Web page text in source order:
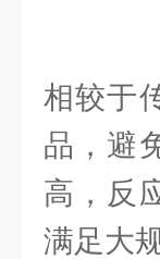
相较于
品，避
高，反
满足大